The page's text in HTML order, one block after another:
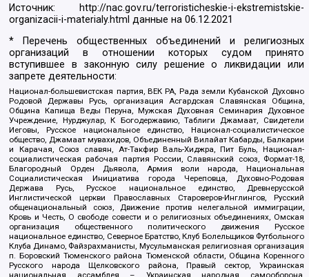
Источник:
http://nac.gov.ru/terroristicheskie-i-ekstremistskie-
organizacii-i-materialy.html данные на06.12.2021
* Перечень общественных объединений и религиозных
организаций в отношении которых судом принято
вступившее в законную силу решение о ликвидации или
запрете деятельности:
Национал-большевистская партия, ВЕК РА, Рада земли Кубанской Духовно
Родовой Державы Русь, организация Асгардская Славянская Община,
Община Капища Веды Перуна, Мужская Духовная Семинария Духовное
Учреждение, Нурджулар, К Богодержавию, Таблиги Джамаат, Свидетели
Иеговы, Русское национальное единство, Национал-социалистическое
общество, Джамаат мувахидов, Объединенный Вилайат Кабарды, Балкарии
и Карачая, Союз славян, Ат-Такфир Валь-Хиджра, Пит Буль, Национал-
социалистическая рабочая партия России, Славянский союз, Формат-18,
Благородный Орден Дьявола, Армия воли народа, Национальная
Социалистическая Инициатива города Череповца, Духовно-Родовая
Держава Русь, Русское национальное единство, Древнерусской
Инглистической церкви Православных Староверов-Инглингов, Русский
общенациональный союз, Движение против нелегальной иммиграции,
Кровь и Честь, О свободе совести и о религиозных объединениях, Омская
организация общественного политического движения Русское
национальное единство, Северное Братство, Клуб Болельщиков Футбольного
Клуба Динамо, Файзрахманисты, Мусульманская религиозная организация
п. Боровский Тюменского района Тюменской области, Община Коренного
Русского народа Щелковского района, Правый сектор, Украинская
национальная ассамблея – Украинская народная самооборона,